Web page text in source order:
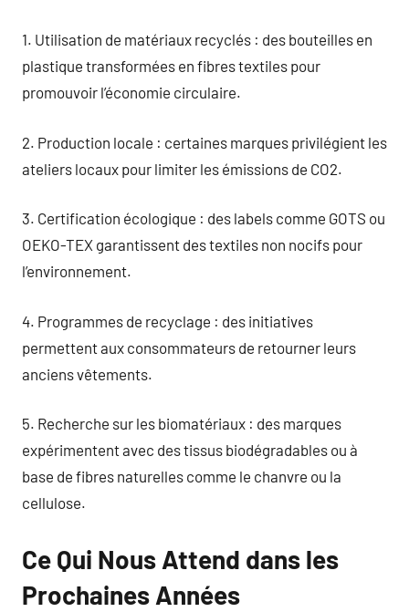
1. Utilisation de matériaux recyclés : des bouteilles en
plastique transformées en fibres textiles pour
promouvoir l’économie circulaire.
2. Production locale : certaines marques privilégient les
ateliers locaux pour limiter les émissions de CO2.
3. Certification écologique : des labels comme GOTS ou
OEKO-TEX garantissent des textiles non nocifs pour
l’environnement.
4. Programmes de recyclage : des initiatives
permettent aux consommateurs de retourner leurs
anciens vêtements.
5. Recherche sur les biomatériaux : des marques
expérimentent avec des tissus biodégradables ou à
base de fibres naturelles comme le chanvre ou la
cellulose.
Ce Qui Nous Attend dans les
Prochaines Années